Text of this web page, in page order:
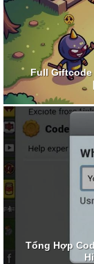
Full Giftcode
Tổng Hợp